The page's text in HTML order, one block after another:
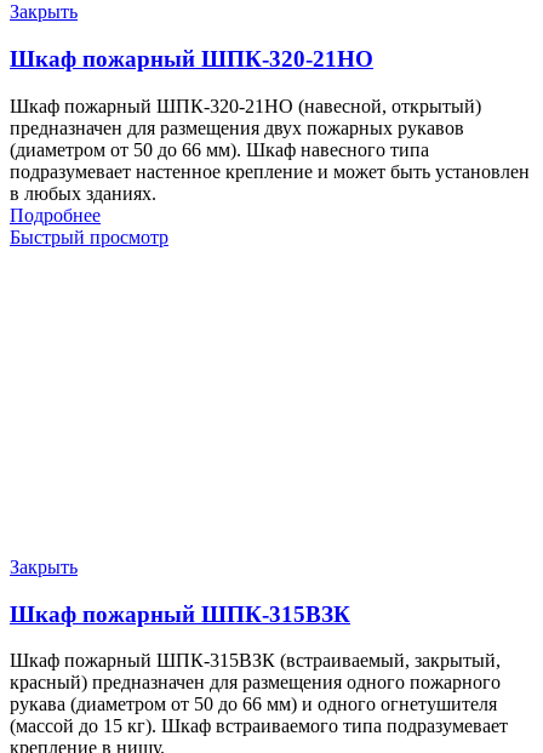
Закрыть
Шкаф пожарный ШПК-320-21НО
Шкаф пожарный ШПК-320-21НО (навесной, открытый)
предназначен для размещения двух пожарных рукавов
(диаметром от 50 до 66 мм). Шкаф навесного типа
подразумевает настенное крепление и может быть установлен
в любых зданиях.
Подробнее
Быстрый просмотр
Закрыть
Шкаф пожарный ШПК-315ВЗК
Шкаф пожарный ШПК-315ВЗК (встраиваемый, закрытый,
красный) предназначен для размещения одного пожарного
рукава (диаметром от 50 до 66 мм) и одного огнетушителя
(массой до 15 кг). Шкаф встраиваемого типа подразумевает
крепление в нишу.